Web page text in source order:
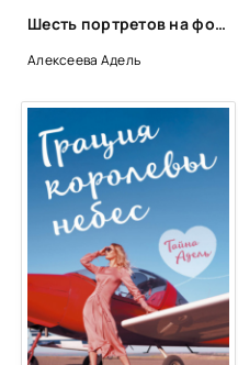
Шесть портретов на фоне времени - Адель Алексеева
Алексеева Адель